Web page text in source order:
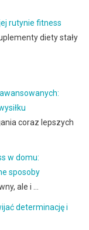
rutynie fitness
diety stały
coraz lepszych
w domu:
sposoby
ale i …
determinację i